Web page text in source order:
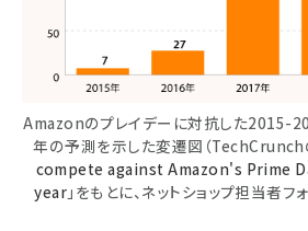
Amazonのプレイデーに対抗した2015-
年の予測を示した変遷図（TechCrunch
compete against Amazon's Prime
year」をもとに、ネットショップ担当者